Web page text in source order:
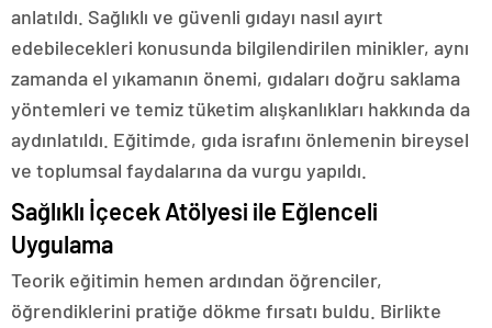
anlatıldı. Sağlıklı ve güvenli gıdayı nasıl ayırt
edebilecekleri konusunda bilgilendirilen minikler, aynı
zamanda el yıkamanın önemi, gıdaları doğru saklama
yöntemleri ve temiz tüketim alışkanlıkları hakkında da
aydınlatıldı. Eğitimde, gıda israfını önlemenin bireysel
ve toplumsal faydalarına da vurgu yapıldı.
Sağlıklı İçecek Atölyesi ile Eğlenceli
Uygulama
Teorik eğitimin hemen ardından öğrenciler,
öğrendiklerini pratiğe dökme fırsatı buldu. Birlikte